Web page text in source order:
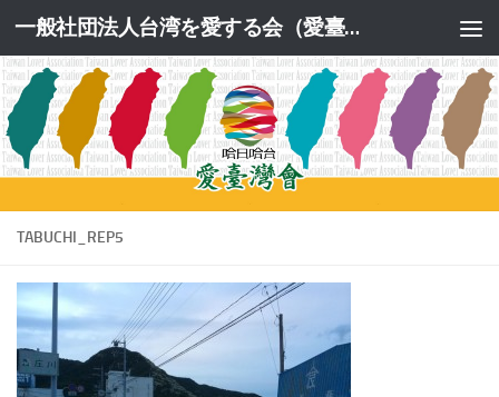
コンテンツへスキップ 一般社団法人台湾を愛する会（愛臺灣會）公式サイト
TABUCHI_REP5